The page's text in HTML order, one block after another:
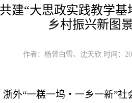
建“大思政实践教学
乡村振兴新图
作者：杨曾白雪、沈天欣 时间：
浙外“一糕一坞・一乡一新”